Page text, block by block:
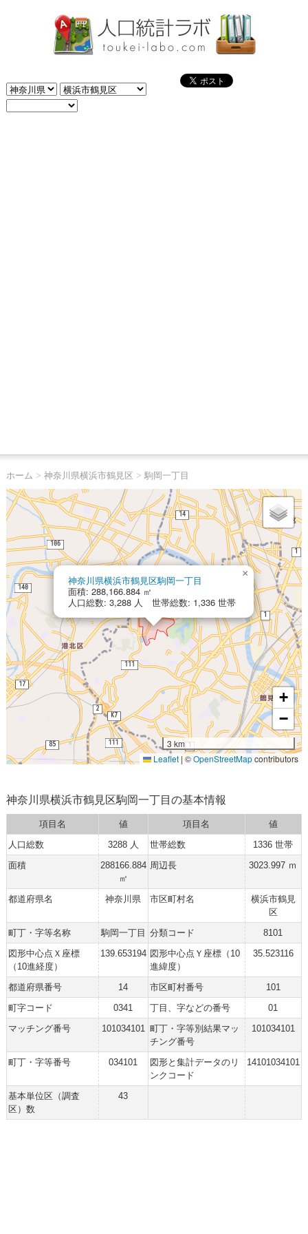
ホーム > 神奈川県横浜市鶴見区 > 駒岡一丁目
神奈川県横浜市鶴見区駒岡一丁目
面積: 288,166.884 ㎡
人口総数: 3,288 人 世帯総数: 1,336 世帯
×
+
−
3 km
Leaflet | ©OpenStreetMapcontributors
神奈川県横浜市鶴見区駒岡一丁目の基本情報
項目名 値 項目名
値
人口総数
3288 人 世帯総数
1336 世帯
面積
288166.884
㎡
周辺長 3023.997 ｍ
都道府県名 神奈川県 市区町村名
横浜市鶴見
区
町丁・字等名称
駒岡一丁目 分類コード
8101
図形中心点Ｘ座標
（10進経度）
139.653194 図形中心点Ｙ座標（10
進緯度）
35.523116
都道府県番号 14 市区町村番号
101
町字コード
0341 丁目、字などの番号
01
マッチング番号
101034101 町丁・字等別結果マッ
チング番号
101034101
町丁・字等番号 034101
図形と集計データのリ
ンクコード
14101034101
基本単位区（調査
区）数
43